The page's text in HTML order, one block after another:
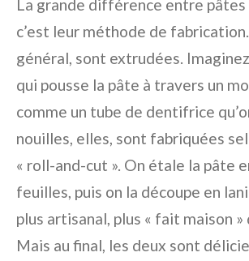
La grande différence entre
c’est leur méthode de
général, sont extrudées.
qui pousse la pâte à travers un
comme un tube de dentifrice
nouilles, elles, sont fabriquées
« roll-and-cut ». On étale la pâte
feuilles, puis on la découpe en
plus artisanal, plus « fait maison »
Mais au final, les deux sont